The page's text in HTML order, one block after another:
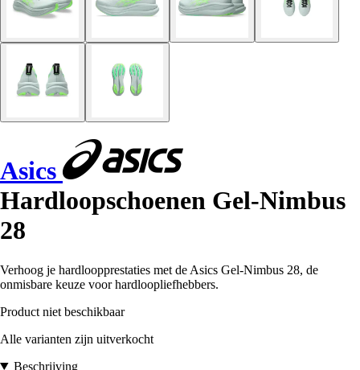
Asics
Hardloopschoenen Gel-Nimbus
28
Verhoog je hardloopprestaties met de Asics Gel-Nimbus 28, de
onmisbare keuze voor hardloopliefhebbers.
Product niet beschikbaar
Alle varianten zijn uitverkocht
Beschrijving